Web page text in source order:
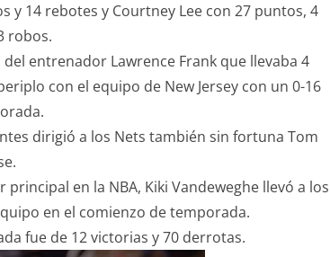
y 14 rebotes y Courtney Lee con 27 puntos, 4
robos.
entrenador Lawrence Frank que llevaba 4
con el equipo de New Jersey con un 0-16
dirigió a los Nets también sin fortuna Tom
en la NBA, Kiki Vandeweghe llevó a los
en el comienzo de temporada.
fue de 12 victorias y 70 derrotas.